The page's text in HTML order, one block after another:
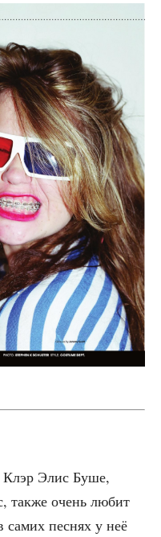
Клэр Элис Буше,
так­же очень любит
самих пес­нях у неё